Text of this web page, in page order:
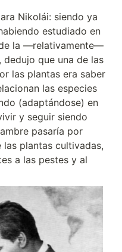
Nikolái: siendo ya
estudiado en
la —relativamente—
dedujo que una de las
las plantas era saber
las especies
(adaptándose) en
y seguir siendo
pasaría por
las plantas cultivadas,
a las pestes y al